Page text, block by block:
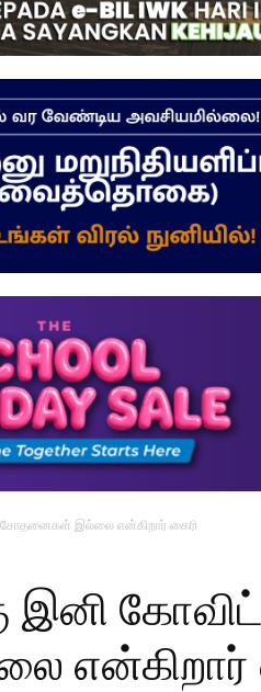
–
சோதனைகள் இல்லை என்கிறார் கைரி
இனி
என்கிறார்